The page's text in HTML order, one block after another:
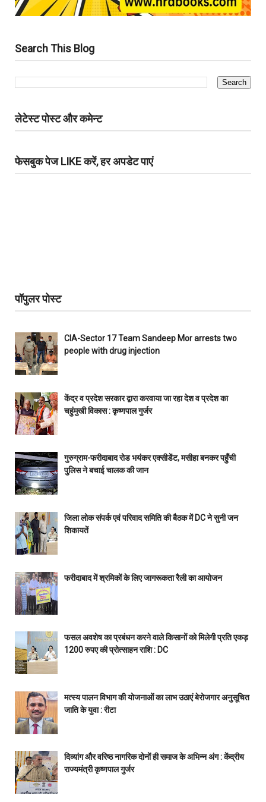
Search This Blog
लेटेस्ट पोस्ट और कमेन्ट
फेसबुक पेज LIKE करें, हर अपडेट पाएं
पॉपुलर पोस्ट
CIA-Sector 17 Team Sandeep Mor arrests two
people with drug injection
केंद्र व प्रदेश सरकार द्वारा करवाया जा रहा देश व प्रदेश का
चहुंमुखी विकास : कृष्णपाल गुर्जर
गुरुग्राम-फरीदाबाद रोड भयंकर एक्सीडेंट, मसीहा बनकर पहुँची
पुलिस ने बचाई चालक की जान
जिला लोक संपर्क एवं परिवाद समिति की बैठक में DC ने सुनी जन
शिकायतें
फरीदाबाद में श्रमिकों के लिए जागरूकता रैली का आयोजन
फसल अवशेष का प्रबंधन करने वाले किसानों को मिलेगी प्रति एकड़
1200 रुपए की प्रोत्साहन राशि : DC
मत्स्य पालन विभाग की योजनाओं का लाभ उठाएं बेरोजगार अनुसूचित
जाति के युवा : रीटा
दिव्यांग और वरिष्ठ नागरिक दोनों ही समाज के अभिन्न अंग : केंद्रीय
राज्यमंत्री कृष्णपाल गुर्जर